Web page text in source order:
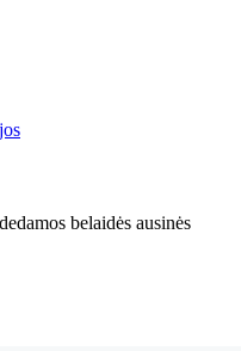
belaidės ausinės